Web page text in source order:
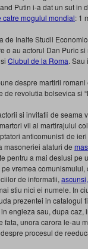
Putin i-a dat un sut in
catre mogulul mondial: 1
de Inalte Studii
o au actorul Dan Puric
si Clubul de la Roma. Sau
despre martirii
revolutia bolsevica si
si invitatii de seama
vii ai martirajului
anticomunisti de
masoneriei alaturi de
pentru a mai deslusi pe
vremea
de informatii,
stiu nici ei numele. In
prezentei in catalogul
engleza sau, dupa caz,
unora carora le-au
procesul de